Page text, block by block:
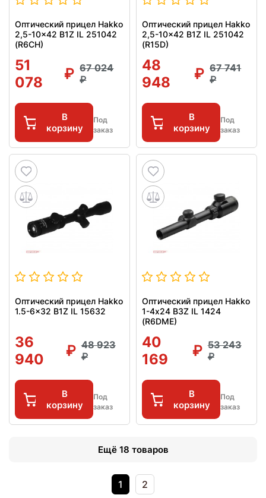
Оптический прицел Hakko
2,5-10x42 B1Z IL 251042
(R6CH)
51
078
67 024
В
корзину
Под
заказ
Оптический прицел Hakko
2,5-10x42 B1Z IL 251042
(R15D)
48
948
67 741
В
корзину
Под
заказ
Оптический прицел Hakko
1.5-6x32 B1Z IL 15632
36
940
48 923
В
корзину
Под
заказ
Оптический прицел Hakko
1-4х24 B3Z IL 1424
(R6DME)
40
169
53 243
В
корзину
Под
заказ
Ещё 18 товаров
1 2